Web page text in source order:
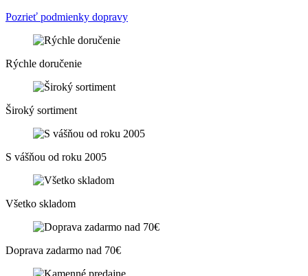
Pozrieť podmienky dopravy
Rýchle doručenie
Široký sortiment
S vášňou od roku 2005
Všetko skladom
Doprava zadarmo nad 70€